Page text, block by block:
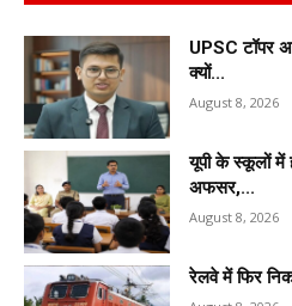
UPSC टॉपर
क्यों...
August 8, 2026
यूपी के स्कूलों
अफसर,...
August 8, 2026
रेलवे में फिर